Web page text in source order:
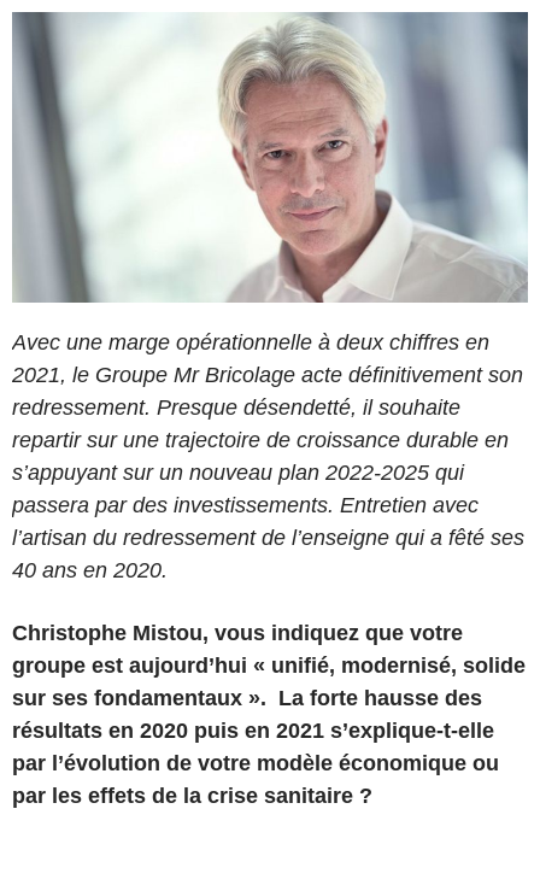
Avec une marge opérationnelle à deux chiffres en
2021, le Groupe Mr Bricolage acte définitivement son
redressement. Presque désendetté, il souhaite
repartir sur une trajectoire de croissance durable en
s’appuyant sur un nouveau plan 2022-2025 qui
passera par des investissements. Entretien avec
l’artisan du redressement de l’enseigne qui a fêté ses
40 ans en 2020.
Christophe Mistou, vous indiquez que votre
groupe est aujourd’hui « unifié, modernisé, solide
sur ses fondamentaux ». La forte hausse des
résultats en 2020 puis en 2021 s’explique-t-elle
par l’évolution de votre modèle économique ou
par les effets de la crise sanitaire ?